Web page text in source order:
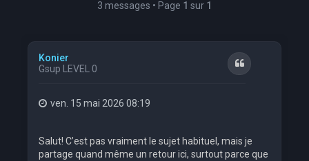
3 messages • Page 1 sur 1
Konier
Gsup LEVEL 0
Citation
ven. 15 mai 2026 08:19
Salut! C’est pas vraiment le sujet habituel, mais je
partage quand même un retour ici, surtout parce que